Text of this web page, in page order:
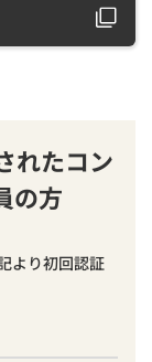
れたコン
の方
より初回認証